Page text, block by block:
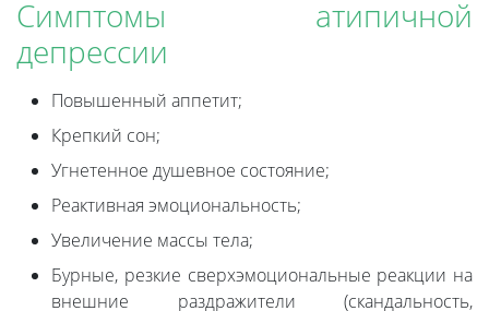
Симптомы атипичной
депрессии
Повышенный аппетит;
Крепкий сон;
Угнетенное душевное состояние;
Реактивная эмоциональность;
Увеличение массы тела;
Бурные, резкие сверхэмоциональные реакции на
внешние раздражители (скандальность,